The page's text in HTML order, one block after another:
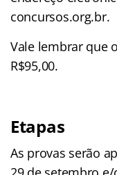
concursos.org.br.
Vale lembrar que
R$95,00.
Etapas
As provas serão